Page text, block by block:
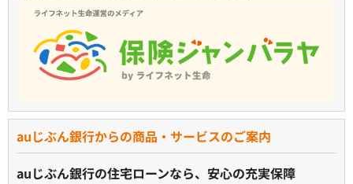
auじぶん銀行からの商品・サービスのご案内
auじぶん銀行の住宅ローンなら、安心の充実保障